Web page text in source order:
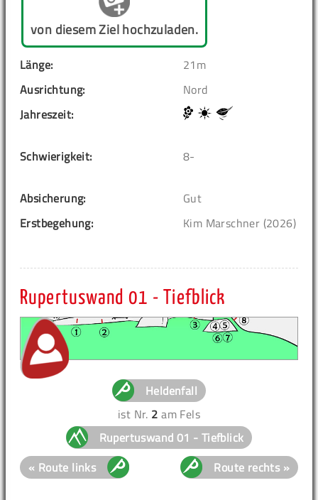
von diesem Ziel hochzuladen.
Länge:
21m
Ausrichtung:
Nord
Jahreszeit:
Schwierigkeit: 8-
Absicherung:
Gut
Erstbegehung:
Kim Marschner (2026)
Rupertuswand 01 - Tiefblick
Heldenfall
ist Nr. 2 am Fels
Rupertuswand 01 - Tiefblick
« Route links
Route rechts »